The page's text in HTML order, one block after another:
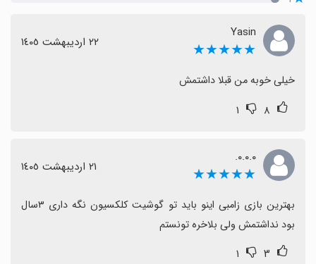
Yasin
★★★★★ ٢٢ اردیبهشت ١٤٠٥
خیلی خوبه من قبلا داشتمش
۸ ۱
۰.۰.۰.
★★★★★ ٢١ اردیبهشت ١٤٠٥
بود نداشتمش ولی بلاخره تونستم
۳ ۱